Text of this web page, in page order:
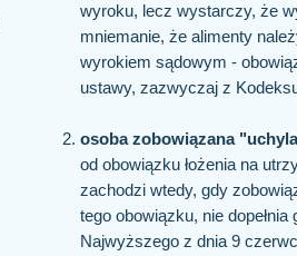
wyroku, lecz wystarczy, że
mniemanie, że alimenty
wyrokiem sądowym -
ustawy, zazwyczaj z
osoba zobowiązana
od obowiązku łożenia na
zachodzi wtedy, gdy
tego obowiązku, nie dopełnia
Najwyższego z dnia 9